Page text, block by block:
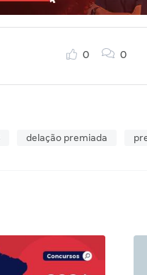
0 0
delação premiada